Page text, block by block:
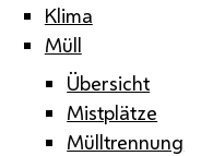
Klima
Müll
Übersicht
Mistplätze
Mülltrennung